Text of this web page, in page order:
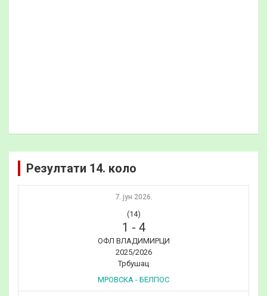
Резултати 14. коло
7. јун 2026.
(14)
1 - 4
ОФЛ ВЛАДИМИРЦИ
2025/2026
Трбушац
МРОВСКА - БЕЛПОС